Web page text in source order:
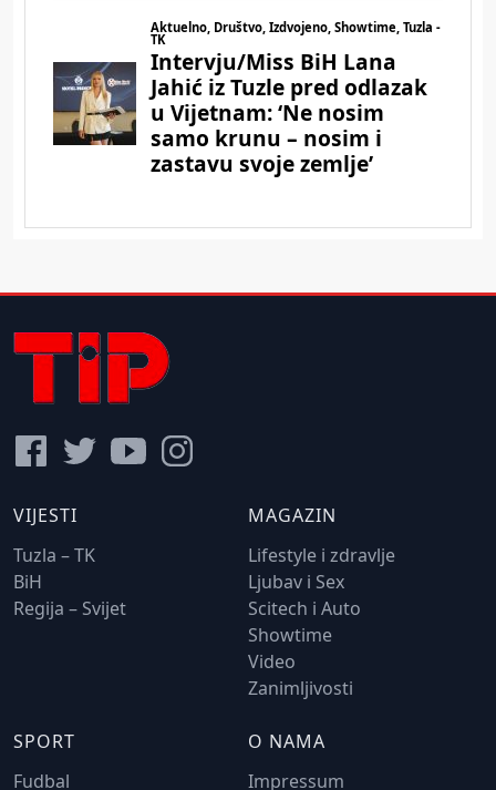
VIJESTI
Tuzla – TK
BiH
Regija – Svijet
MAGAZIN
Lifestyle i zdravlje
Ljubav i Sex
Scitech i Auto
Showtime
Video
Zanimljivosti
SPORT
Fudbal
O NAMA
Impressum